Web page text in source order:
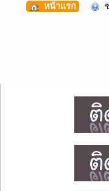
หน้าแรก